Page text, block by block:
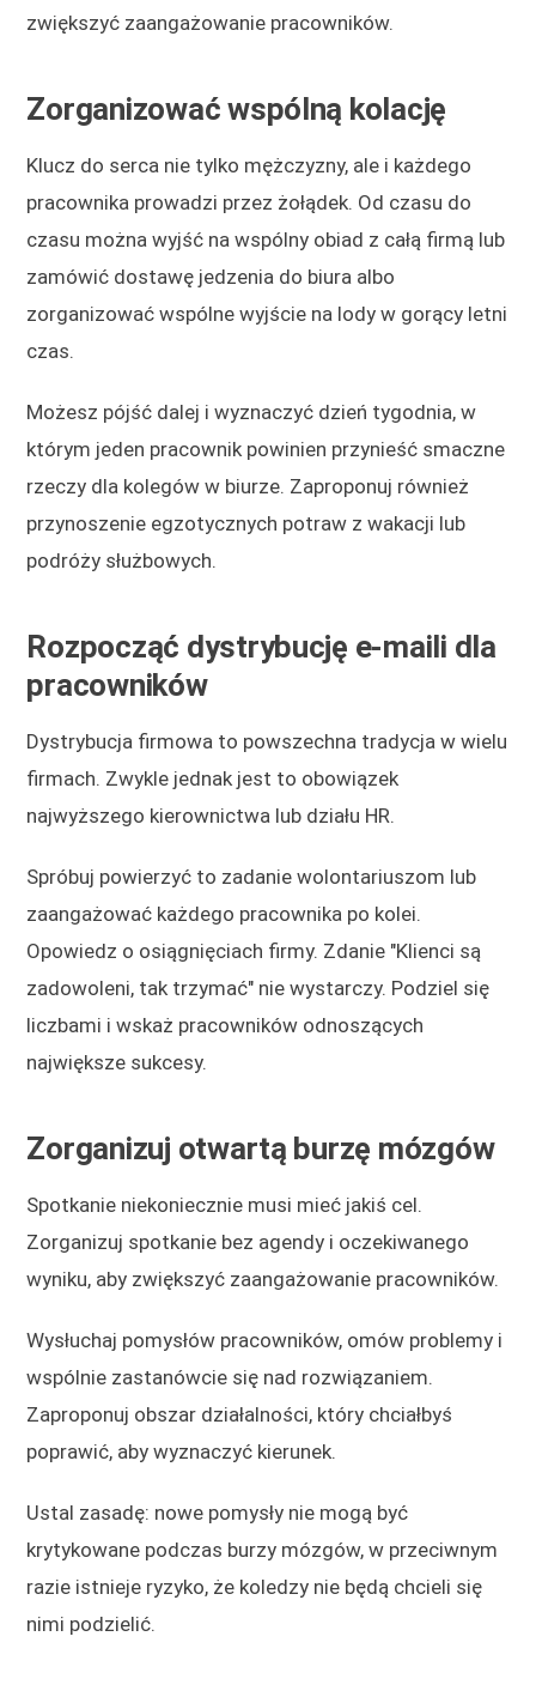
zwiększyć zaangażowanie pracowników.
Zorganizować wspólną kolację
Klucz do serca nie tylko mężczyzny, ale i każdego
pracownika prowadzi przez żołądek. Od czasu do
czasu można wyjść na wspólny obiad z całą firmą lub
zamówić dostawę jedzenia do biura albo
zorganizować wspólne wyjście na lody w gorący letni
czas.
Możesz pójść dalej i wyznaczyć dzień tygodnia, w
którym jeden pracownik powinien przynieść smaczne
rzeczy dla kolegów w biurze. Zaproponuj również
przynoszenie egzotycznych potraw z wakacji lub
podróży służbowych.
Rozpocząć dystrybucję e-maili dla
pracowników
Dystrybucja firmowa to powszechna tradycja w wielu
firmach. Zwykle jednak jest to obowiązek
najwyższego kierownictwa lub działu HR.
Spróbuj powierzyć to zadanie wolontariuszom lub
zaangażować każdego pracownika po kolei.
Opowiedz o osiągnięciach firmy. Zdanie "Klienci są
zadowoleni, tak trzymać" nie wystarczy. Podziel się
liczbami i wskaż pracowników odnoszących
największe sukcesy.
Zorganizuj otwartą burzę mózgów
Spotkanie niekoniecznie musi mieć jakiś cel.
Zorganizuj spotkanie bez agendy i oczekiwanego
wyniku, aby zwiększyć zaangażowanie pracowników.
Wysłuchaj pomysłów pracowników, omów problemy i
wspólnie zastanówcie się nad rozwiązaniem.
Zaproponuj obszar działalności, który chciałbyś
poprawić, aby wyznaczyć kierunek.
Ustal zasadę: nowe pomysły nie mogą być
krytykowane podczas burzy mózgów, w przeciwnym
razie istnieje ryzyko, że koledzy nie będą chcieli się
nimi podzielić.